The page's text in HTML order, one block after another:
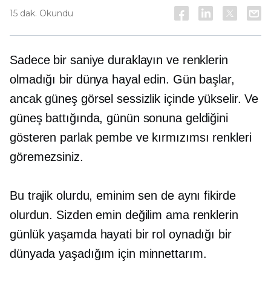
15 dak. Okundu
Sadece bir saniye duraklayın ve renklerin
olmadığı bir dünya hayal edin. Gün başlar,
ancak güneş görsel sessizlik içinde yükselir. Ve
güneş battığında, günün sonuna geldiğini
gösteren parlak pembe ve kırmızımsı renkleri
göremezsiniz.
Bu trajik olurdu, eminim sen de aynı fikirde
olurdun. Sizden emin değilim ama renklerin
günlük yaşamda hayati bir rol oynadığı bir
dünyada yaşadığım için minnettarım.